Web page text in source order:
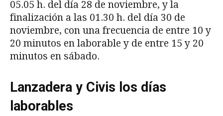
05.05 h. del día 28 de noviembre, y la
finalización a las 01.30 h. del día 30 de
noviembre, con una frecuencia de entre 10 y
20 minutos en laborable y de entre 15 y 20
minutos en sábado.
Lanzadera y Civis los días
laborables